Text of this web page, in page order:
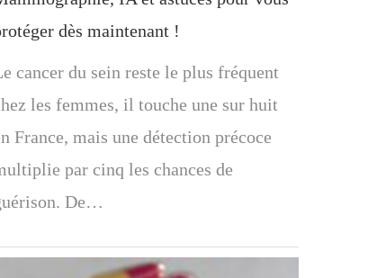
dès maintenant !
cancer du sein reste le plus fréquent
les femmes, il touche une sur huit
France, mais une détection précoce
par cinq les chances de
De…